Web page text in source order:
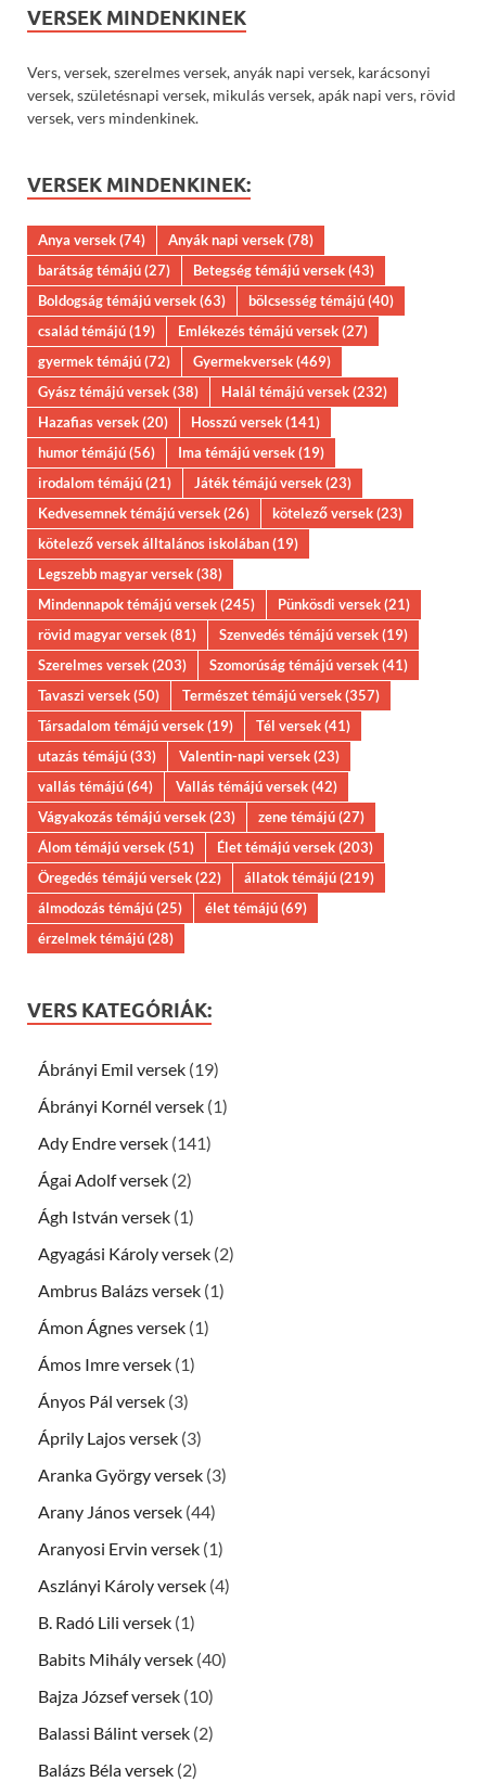
VERSEK MINDENKINEK
Vers, versek, szerelmes versek, anyák napi versek, karácsonyi
versek, születésnapi versek, mikulás versek, apák napi vers, rövid
versek, vers mindenkinek.
VERSEK MINDENKINEK:
Anya versek(74) Anyák napi versek(78)
barátság témájú(27) Betegség témájú versek(43)
Boldogság témájú versek(63) bölcsesség témájú(40)
család témájú(19) Emlékezés témájú versek(27)
gyermek témájú(72) Gyermekversek(469)
Gyász témájú versek(38) Halál témájú versek(232)
Hazafias versek(20) Hosszú versek(141)
humor témájú(56) Ima témájú versek(19)
irodalom témájú(21) Játék témájú versek(23)
Kedvesemnek témájú versek(26) kötelező versek(23)
kötelező versek álltalános iskolában(19)
Legszebb magyar versek(38)
Mindennapok témájú versek(245) Pünkösdi versek(21)
rövid magyar versek(81) Szenvedés témájú versek(19)
Szerelmes versek(203) Szomorúság témájú versek(41)
Tavaszi versek(50) Természet témájú versek(357)
Társadalom témájú versek(19) Tél versek(41)
utazás témájú(33) Valentin-napi versek(23)
vallás témájú(64) Vallás témájú versek(42)
Vágyakozás témájú versek(23) zene témájú(27)
Álom témájú versek(51) Élet témájú versek(203)
Öregedés témájú versek(22) állatok témájú(219)
álmodozás témájú(25) élet témájú(69)
érzelmek témájú(28)
VERS KATEGÓRIÁK:
Ábrányi Emil versek (19)
Ábrányi Kornél versek (1)
Ady Endre versek (141)
Ágai Adolf versek (2)
Ágh István versek (1)
Agyagási Károly versek (2)
Ambrus Balázs versek (1)
Ámon Ágnes versek (1)
Ámos Imre versek (1)
Ányos Pál versek (3)
Áprily Lajos versek (3)
Aranka György versek (3)
Arany János versek (44)
Aranyosi Ervin versek (1)
Aszlányi Károly versek (4)
B. Radó Lili versek (1)
Babits Mihály versek (40)
Bajza József versek (10)
Balassi Bálint versek (2)
Balázs Béla versek (2)